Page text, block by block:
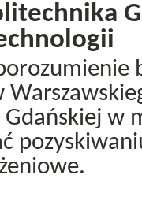
Gdańskiej w